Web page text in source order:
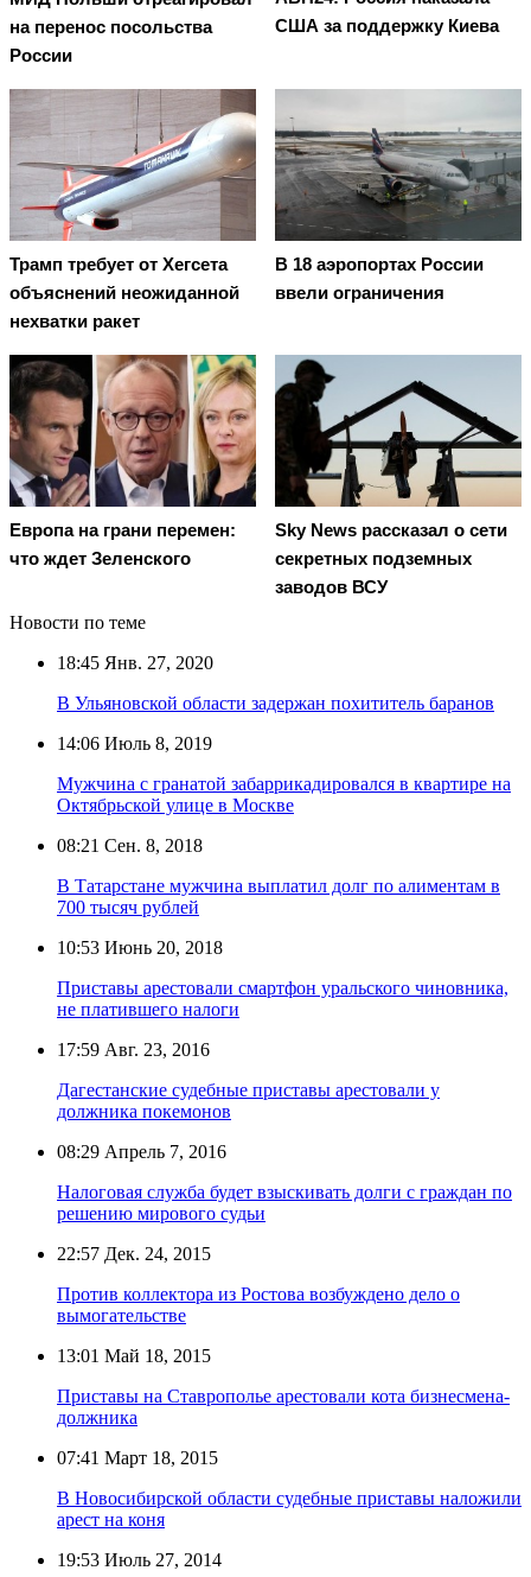
на перенос посольства
России
США за поддержку Киева
Трамп требует от Хегсета
объяснений неожиданной
нехватки ракет
В 18 аэропортах России
ввели ограничения
Европа на грани перемен:
что ждет Зеленского
Sky News рассказал о сети
секретных подземных
заводов ВСУ
Новости по теме
18:45 Янв. 27, 2020
В Ульяновской области задержан похититель баранов
14:06 Июль 8, 2019
Мужчина с гранатой забаррикадировался в квартире на
Октябрьской улице в Москве
08:21 Сен. 8, 2018
В Татарстане мужчина выплатил долг по алиментам в
700 тысяч рублей
10:53 Июнь 20, 2018
Приставы арестовали смартфон уральского чиновника,
не платившего налоги
17:59 Авг. 23, 2016
Дагестанские судебные приставы арестовали у
должника покемонов
08:29 Апрель 7, 2016
Налоговая служба будет взыскивать долги с граждан по
решению мирового судьи
22:57 Дек. 24, 2015
Против коллектора из Ростова возбуждено дело о
вымогательстве
13:01 Май 18, 2015
Приставы на Ставрополье арестовали кота бизнесмена-
должника
07:41 Март 18, 2015
В Новосибирской области судебные приставы наложили
арест на коня
19:53 Июль 27, 2014